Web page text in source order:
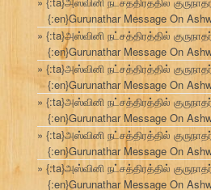
{:en}Gurunathar Message On
{:ta}அஸ்வினி நட்சத்திரத்தில்
{:en}Gurunathar Message On
{:ta}அஸ்வினி நட்சத்திரத்தில்
{:en}Gurunathar Message On
{:ta}அஸ்வினி நட்சத்திரத்தில்
{:en}Gurunathar Message On
{:ta}அஸ்வினி நட்சத்திரத்தில்
{:en}Gurunathar Message On
{:ta}அஸ்வினி நட்சத்திரத்தில்
{:en}Gurunathar Message On